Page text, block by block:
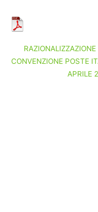
CONVENZIONE POSTE
APRILE